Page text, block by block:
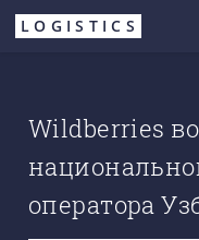
Перейти
LOGISTICS
Wildberries
оператора